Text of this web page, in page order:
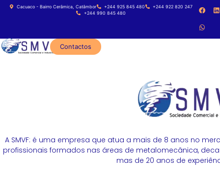
Cacuaco - Bairro Cerâmica, Catâmbor +244 925 845 480
+244 922 820 247
+244 990 845 480
Contactos
A SMVF: é uma empresa que atua a mais de 8 anos no
profissionais formados nas áreas de metalomecânica,
mas de 20 anos de